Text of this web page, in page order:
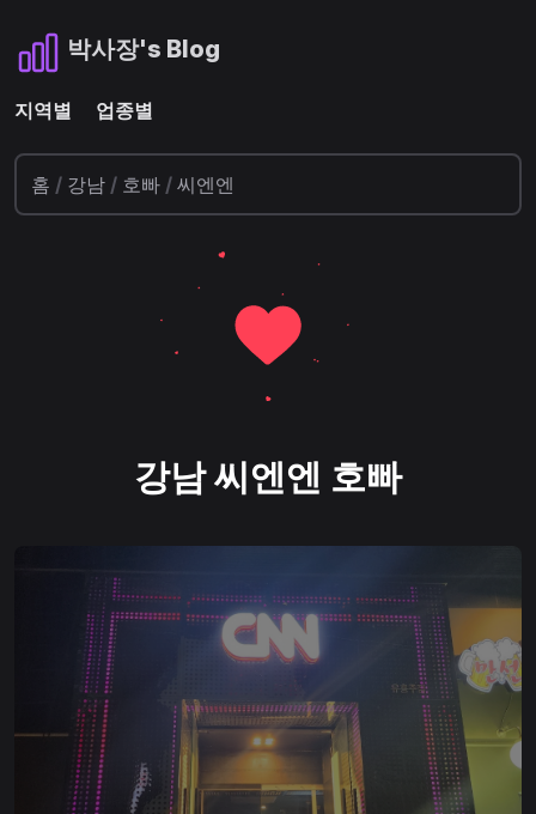
박사장's Blog
지역별 업종별
홈 / 강남 / 호빠 / 씨엔엔
강남 씨엔엔 호빠